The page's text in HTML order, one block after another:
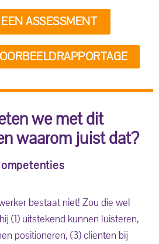
ASSESSMENT
we met dit
waarom juist dat?
bestaat niet! Zou die wel
(1) uitstekend kunnen luisteren,
positioneren, (3) cliënten bij